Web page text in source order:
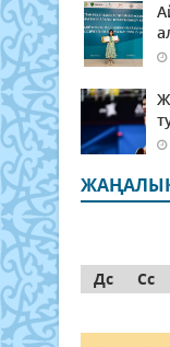
Дс
Сс